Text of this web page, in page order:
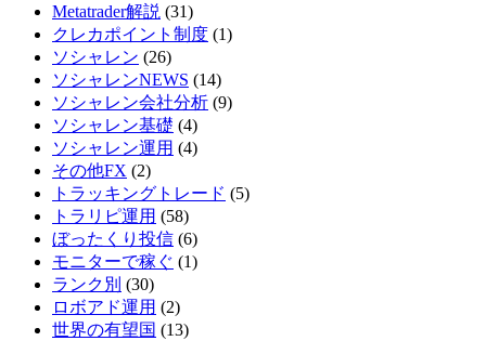
Metatrader解説 (31)
クレカポイント制度 (1)
ソシャレン (26)
ソシャレンNEWS (14)
ソシャレン会社分析 (9)
ソシャレン基礎 (4)
ソシャレン運用 (4)
その他FX (2)
トラッキングトレード (5)
トラリピ運用 (58)
ぼったくり投信 (6)
モニターで稼ぐ (1)
ランク別 (30)
ロボアド運用 (2)
世界の有望国 (13)